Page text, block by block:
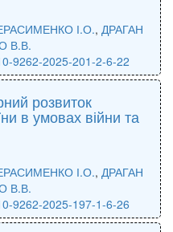
І.О., ДРАГАН
В.В.
9262-2025-201-2-6-22
розвиток
в умовах війни та
І.О., ДРАГАН
В.В.
9262-2025-197-1-6-26